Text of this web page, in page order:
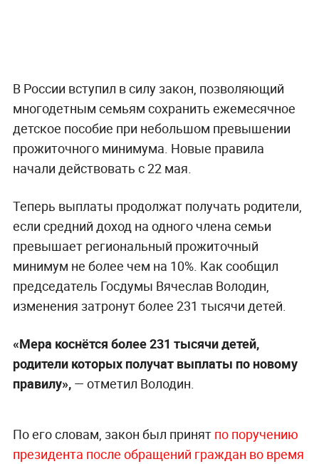
В России вступил в силу закон, позволяющий
многодетным семьям сохранить ежемесячное
детское пособие при небольшом превышении
прожиточного минимума. Новые правила
начали действовать с 22 мая.
Теперь выплаты продолжат получать родители,
если средний доход на одного члена семьи
превышает региональный прожиточный
минимум не более чем на 10%. Как сообщил
председатель Госдумы Вячеслав Володин,
изменения затронут более 231 тысячи детей.
«Мера коснётся более 231 тысячи детей,
родители которых получат выплаты по новому
правилу»,— отметил Володин.
По его словам, закон был принят по поручению
президента после обращений граждан во время